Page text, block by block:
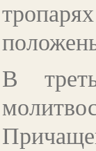
В